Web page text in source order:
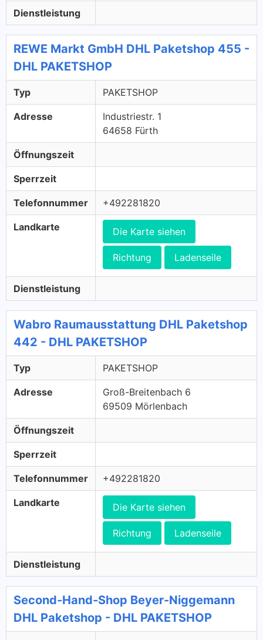
Dienstleistung
REWE Markt GmbH DHL Paketshop 455 -
DHL PAKETSHOP
Typ PAKETSHOP
Adresse
Industriestr. 1
64658 Fürth
Öffnungszeit
Sperrzeit
Telefonnummer +492281820
Landkarte Die Karte siehen
Richtung Ladenseile
Dienstleistung
Wabro Raumausstattung DHL Paketshop
442 - DHL PAKETSHOP
Typ PAKETSHOP
Adresse
Groß-Breitenbach 6
69509 Mörlenbach
Öffnungszeit
Sperrzeit
Telefonnummer +492281820
Landkarte Die Karte siehen
Richtung Ladenseile
Dienstleistung
Second-Hand-Shop Beyer-Niggemann
DHL Paketshop - DHL PAKETSHOP